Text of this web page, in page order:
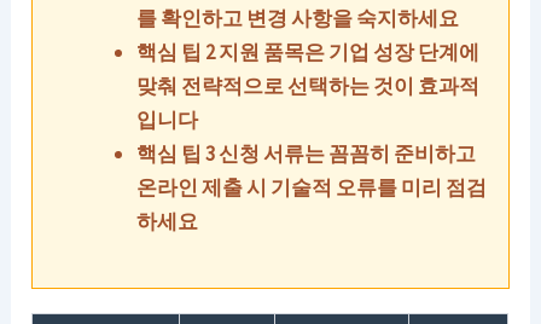
를 확인하고 변경 사항을 숙지하세요
핵심 팁 2 지원 품목은 기업 성장 단계에
맞춰 전략적으로 선택하는 것이 효과적
입니다
핵심 팁 3 신청 서류는 꼼꼼히 준비하고
온라인 제출 시 기술적 오류를 미리 점검
하세요